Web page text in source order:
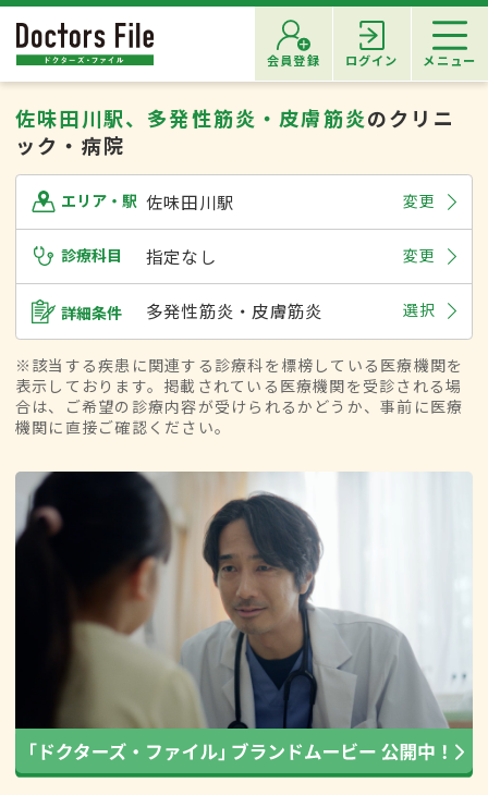
会員登録 ログイン メニュー
佐味田川駅、多発性筋炎・皮膚筋炎のクリニ
ック・病院
エリア・駅 佐味田川駅 変更
診療科目 指定なし 変更
詳細条件 多発性筋炎・皮膚筋炎 選択
※該当する疾患に関連する診療科を標榜している医療機関を
表示しております。掲載されている医療機関を受診される場
合は、ご希望の診療内容が受けられるかどうか、事前に医療
機関に直接ご確認ください。